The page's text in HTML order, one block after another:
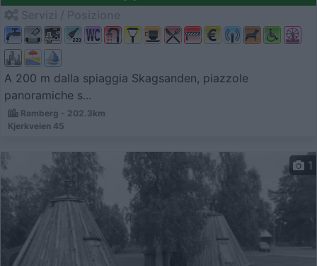
A 200 m dalla spiaggia Skagsanden, piazzole
panoramiche s...
Ramberg - 202.3km
Kjerkveien 45
1